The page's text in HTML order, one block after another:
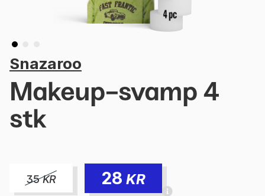
Snazaroo
Makeup-svamp 4
stk
35KR 28 KR